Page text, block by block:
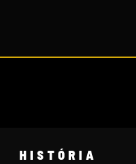
HISTÓRIA